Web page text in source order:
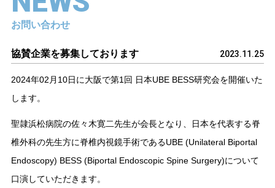
お問い合わせ
協賛企業を募集しております 2023.11.25
2024年02月10日に大阪で第1回 日本UBE BESS研究会を開催いた
します。
聖隷浜松病院の佐々木寛二先生が会長となり、日本を代表する脊
椎外科の先生方に脊椎内視鏡手術であるUBE (Unilateral Biportal
Endoscopy) BESS (Biportal Endoscopic Spine Surgery)について
口演していただきます。